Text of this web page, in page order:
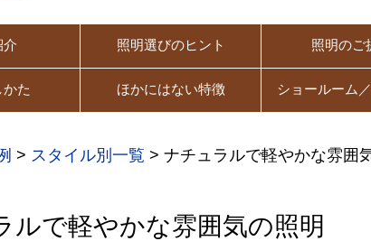
介 照明選びのヒント 照明のご
た ほかにはない特徴 ショールーム
> スタイル別一覧 > ナチュラルで軽やかな雰囲
ルで軽やかな雰囲気の照明